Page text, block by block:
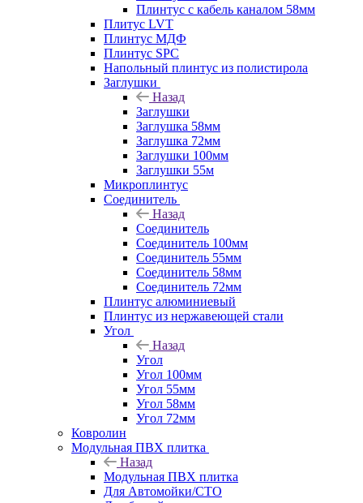
Плинтус с кабель каналом 58мм
Плитус LVT
Плинтус МДФ
Плинтус SPC
Напольный плинтус из полистирола
Заглушки
Назад
Заглушки
Заглушка 58мм
Заглушка 72мм
Заглушки 100мм
Заглушки 55м
Микроплинтус
Соединитель
Назад
Соединитель
Соединитель 100мм
Соединитель 55мм
Соединитель 58мм
Соединитель 72мм
Плинтус алюминиевый
Плинтус из нержавеющей стали
Угол
Назад
Угол
Угол 100мм
Угол 55мм
Угол 58мм
Угол 72мм
Ковролин
Модульная ПВХ плитка
Назад
Модульная ПВХ плитка
Для Автомойки/СТО